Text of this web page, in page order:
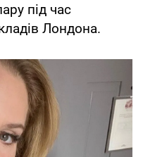
під час
Лондона.